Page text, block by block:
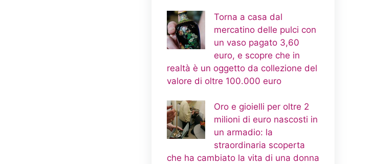
Torna a casa dal
mercatino delle pulci con
un vaso pagato 3,60
euro, e scopre che in
realtà è un oggetto da collezione del
valore di oltre 100.000 euro
Oro e gioielli per oltre 2
milioni di euro nascosti in
un armadio: la
straordinaria scoperta
che ha cambiato la vita di una donna